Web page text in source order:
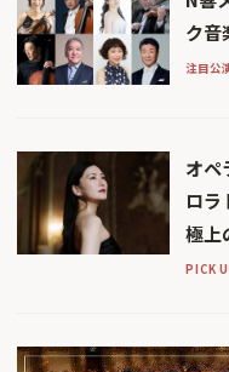
ク音
注目公
オペ
ロラ
極上
PICK